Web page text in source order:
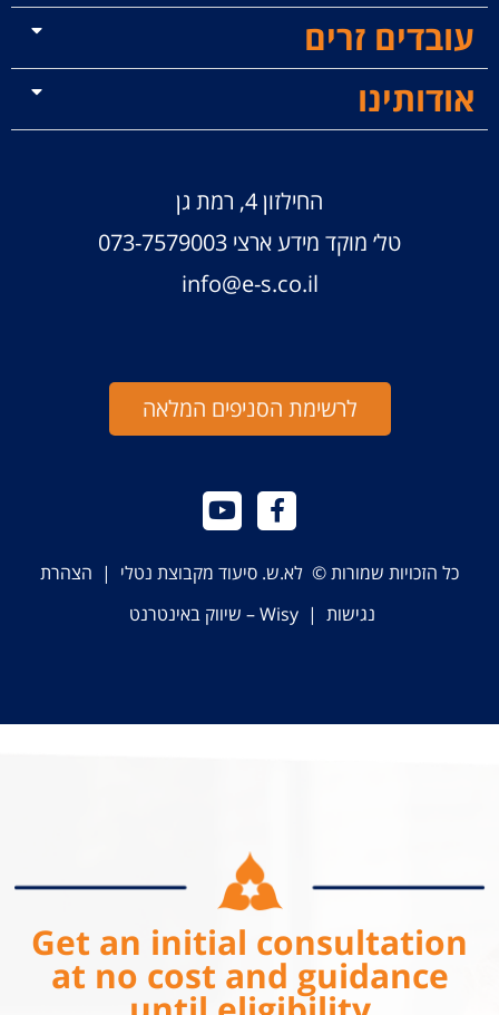
עובדים זרים
אודותינו
החילזון 4, רמת גן
טל׳ מוקד מידע ארצי 073-7579003
info@e-s.co.il
לרשימת הסניפים המלאה
כל הזכויות שמורות © לא.ש. סיעוד מקבוצת נטלי | הצהרת
נגישות |Wisy – שיווק באינטרנט
Get an initial consultation
at no cost and guidance